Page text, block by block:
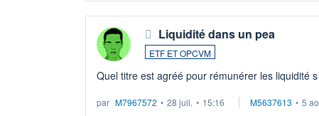
Liquidité dans un pea
ETF ET OPCVM
Quel titre est agréé pour rémunérer les liquidité
par M7967572 • 28 juil. • 15:16 M5637613 • 5